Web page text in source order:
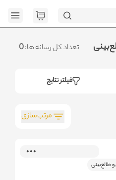
تعداد کل رسانه ها:0
فیلتر نتایج
مرتب‌سازی
طالع‌بینی
.متوجه شدم